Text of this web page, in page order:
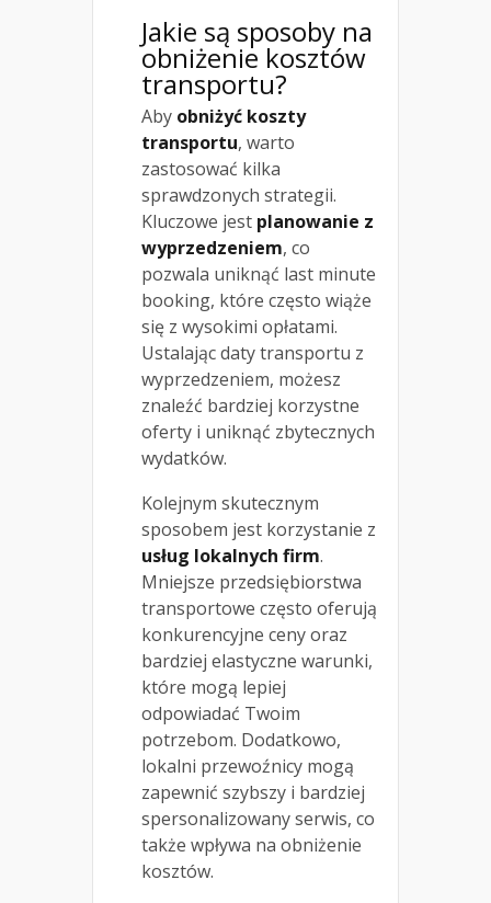
Jakie są sposoby na
obniżenie kosztów
transportu?
Aby obniżyć koszty
transportu, warto
zastosować kilka
sprawdzonych strategii.
Kluczowe jest planowanie z
wyprzedzeniem, co
pozwala uniknąć last minute
booking, które często wiąże
się z wysokimi opłatami.
Ustalając daty transportu z
wyprzedzeniem, możesz
znaleźć bardziej korzystne
oferty i uniknąć zbytecznych
wydatków.
Kolejnym skutecznym
sposobem jest korzystanie z
usług lokalnych firm.
Mniejsze przedsiębiorstwa
transportowe często oferują
konkurencyjne ceny oraz
bardziej elastyczne warunki,
które mogą lepiej
odpowiadać Twoim
potrzebom. Dodatkowo,
lokalni przewoźnicy mogą
zapewnić szybszy i bardziej
spersonalizowany serwis, co
także wpływa na obniżenie
kosztów.